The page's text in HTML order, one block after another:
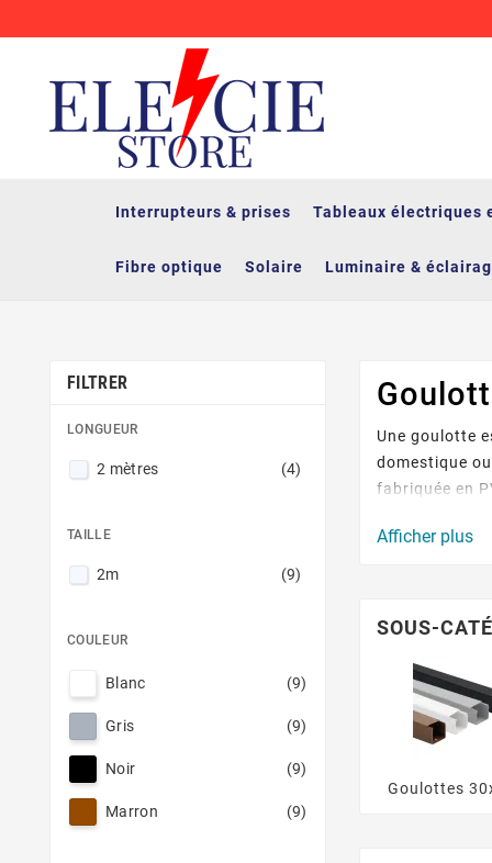
Interrupteurs & prises Tableaux électriques
Fibre optique Solaire Luminaire &
FILTRER
LONGUEUR
2 mètres (4)
TAILLE
2m (9)
COULEUR
Blanc (9)
Gris (9)
Noir (9)
Marron (9)
Une goulotte
domestique
fabriquée en
câbles de
disgracieux et
Afficher plus
SOUS-
Goulottes